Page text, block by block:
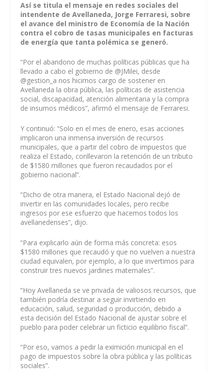
Así se titula el mensaje en redes sociales del
intendente de Avellaneda, Jorge Ferraresi, sobre
el avance del ministro de Economía de la Nación
contra el cobro de tasas municipales en facturas
de energía que tanta polémica se generó.
“Por el abandono de muchas políticas públicas que ha
llevado a cabo el gobierno de @JMilei, desde
@gestion_a nos hicimos cargo de sostener en
Avellaneda la obra pública, las políticas de asistencia
social, discapacidad, atención alimentaria y la compra
de insumos médicos”, afirmó el mensaje de Ferraresi.
Y continuó: “Solo en el mes de enero, esas acciones
implicaron una inmensa inversión de recursos
municipales, que a partir del cobro de impuestos que
realiza el Estado, conllevaron la retención de un tributo
de $1580 millones que fueron recaudados por el
gobierno nacional”.
“Dicho de otra manera, el Estado Nacional dejó de
invertir en las comunidades locales, pero recibe
ingresos por ese esfuerzo que hacemos todos los
avellanedenses”, dijo.
“Para explicarlo aún de forma más concreta: esos
$1580 millones que recaudó y que no vuelven a nuestra
ciudad equivalen, por ejemplo, a lo que invertimos para
construir tres nuevos jardines maternales”.
“Hoy Avellaneda se ve privada de valiosos recursos, que
también podría destinar a seguir invirtiendo en
educación, salud, seguridad o producción, debido a
esta decisión del Estado Nacional de ajustar sobre el
pueblo para poder celebrar un ficticio equilibrio fiscal”.
“Por eso, vamos a pedir la eximición municipal en el
pago de impuestos sobre la obra pública y las políticas
sociales”.